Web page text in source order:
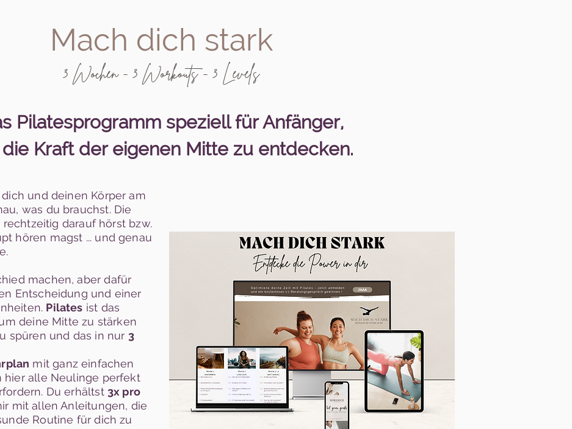
Mach dich stark
3 Wochen - 3 Workouts - 3 Levels
Pilatesprogramm speziell für Anfänger,
Kraft der eigenen Mitte zu entdecken.
und deinen Körper am
was du brauchst. Die
darauf hörst bzw.
hören magst ... und genau
machen, aber dafür
Entscheidung und einer
Pilates ist das
deine Mitte zu stärken
spüren und das in nur 3
plan mit ganz einfachen
alle Neulinge perfekt
Du erhältst 3x pro
mit allen Anleitungen, die
Routine für dich zu